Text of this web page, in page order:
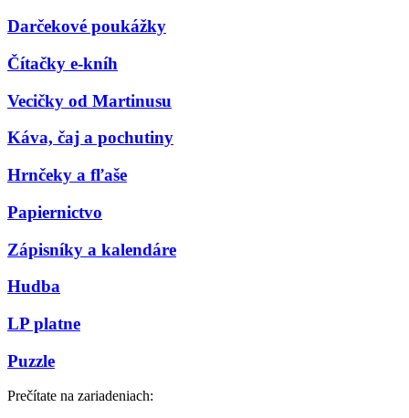
Darčekové poukážky
Čítačky e-kníh
Vecičky od Martinusu
Káva, čaj a pochutiny
Hrnčeky a fľaše
Papiernictvo
Zápisníky a kalendáre
Hudba
LP platne
Puzzle
Prečítate na zariadeniach: